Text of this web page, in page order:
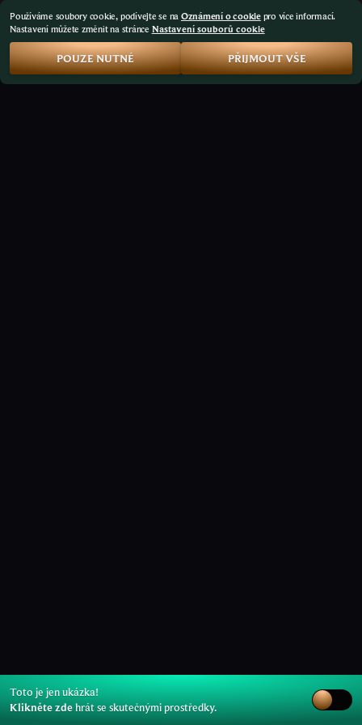
Toto je jen ukázka!
Klikněte zdehrát se skutečnými prostředky.
Používáme soubory cookie, podívejte se na Oznámení o cookiepro více informací.
Nastavení můžete změnit na stránce Nastavení souborů cookie
POUZE NUTNÉ PŘIJMOUT VŠE